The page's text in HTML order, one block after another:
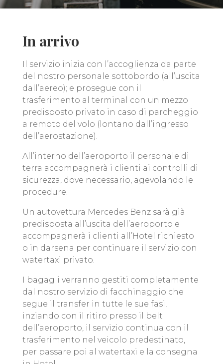
In arrivo
Il servizio inizia con l’accoglienza da parte
del nostro personale sottobordo (all’uscita
dall’aereo); e prosegue con il
trasferimento al terminal con un mezzo
predisposto privato in caso di parcheggio
a remoto del volo (lontano dall’ingresso
dell’aerostazione).
All’interno dell’aeroporto il personale di
terra accompagnerà i clienti ai controlli di
sicurezza, dove necessario, agevolando le
procedure.
Un autovettura Mercedes Benz sarà già
predisposta all’uscita dell’aeroporto e
accompagnerà i clienti all’Hotel richiesto
o in darsena per continuare il servizio con
watertaxi privato.
I bagagli verranno gestiti completamente
dal nostro servizio di facchinaggio che
segue il transfer in tutte le sue fasi,
inziando con il ritiro presso il belt
dell’aeroporto, il servizio continua con il
trasferimento nel veicolo predestinato,
per passare poi al watertaxi e la consegna